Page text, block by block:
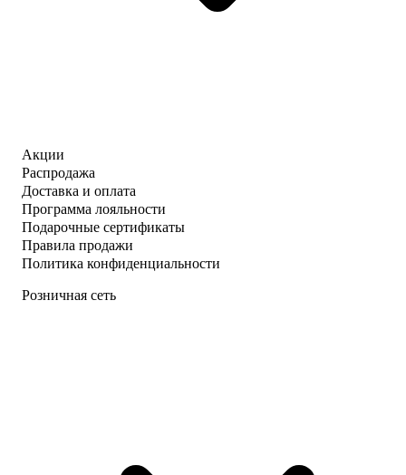
Акции
Распродажа
Доставка и оплата
Программа лояльности
Подарочные сертификаты
Правила продажи
Политика конфиденциальности
Розничная сеть